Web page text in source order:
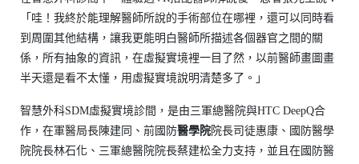
「哇！我終於能理解醫師所說的手術部位在哪裡，還可以同時看
到周圍其他結構，讓我更能明白醫師所描述各個器官之間的關
係，所有抽象的資訊，在虛擬實境裡一目了然，以前醫師畫圖畫
半天還是看不太懂，用虛擬實境說明清楚多了。」
智慧外科SDM虛擬實境診間，是由三軍總醫院與HTC DeepQ合
作，在軍醫局長陳建同、前國防醫學院院長司徒惠康、國防醫學
院院長林石化、三軍總醫院院長蔡建松全力支持，並且在國防醫